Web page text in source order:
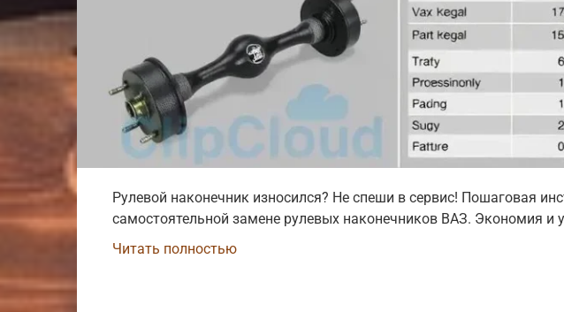
Рулевой наконечник износился? Не спеши в сервис! Пошаговая
самостоятельной замене рулевых наконечников ВАЗ. Экономия и
Читать полностью